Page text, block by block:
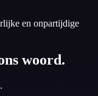
en onpartijdige
woord.